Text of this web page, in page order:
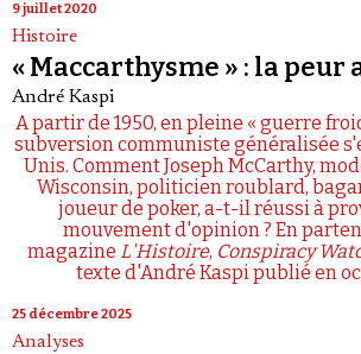
9 juillet 2020
Histoire
« Maccarthysme » : la
André Kaspi
A partir de 1950, en pleine « guerre
subversion communiste généralisée
Unis. Comment Joseph McCarthy,
Wisconsin, politicien roublard,
joueur de poker, a-t-il réussi à
mouvement d'opinion ? En
magazine L'Histoire, Conspiracy
texte d'André Kaspi publié en
25 décembre 2025
Analyses